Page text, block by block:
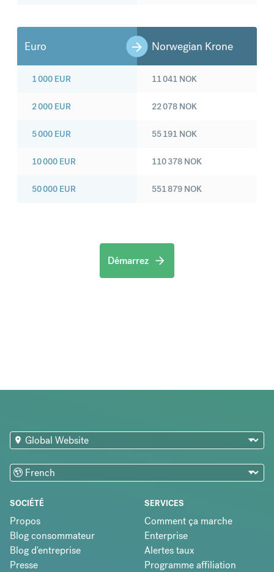
Euro Norwegian Krone
1 000 EUR
2 000 EUR
5 000 EUR
10 000 EUR
50 000 EUR
11 041 NOK
22 078 NOK
55 191 NOK
110 378 NOK
551 879 NOK
Démarrez
SOCIÉTÉ
Propos
Blog consommateur
Blog d'entreprise
Presse
SERVICES
Comment ça marche
Enterprise
Alertes taux
Programme affiliation